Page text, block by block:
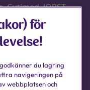
för
du lagring
navigeringen på
webbplatsen och